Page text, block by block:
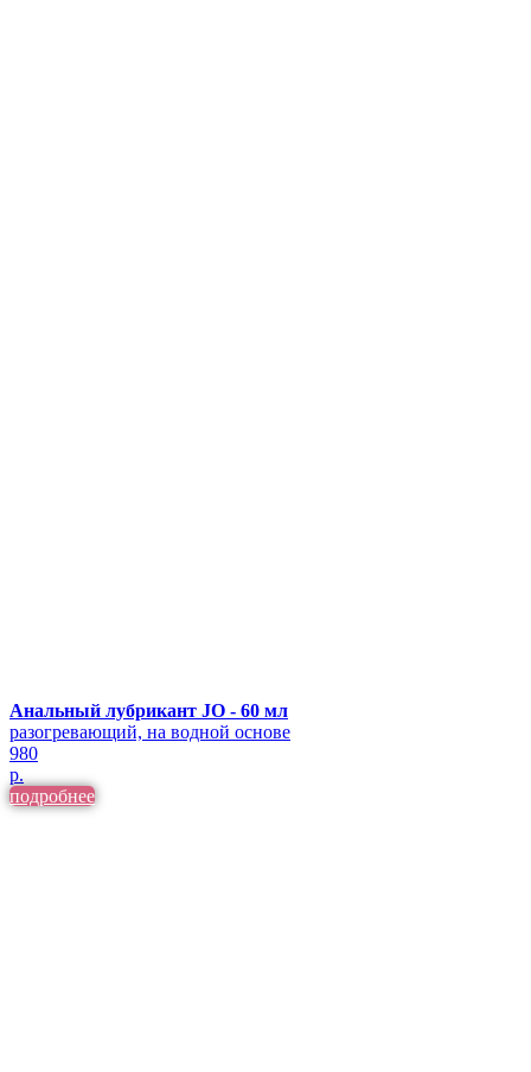
Анальный лубрикант JO - 60 мл
разогревающий, на водной основе
980
р.
подробнее